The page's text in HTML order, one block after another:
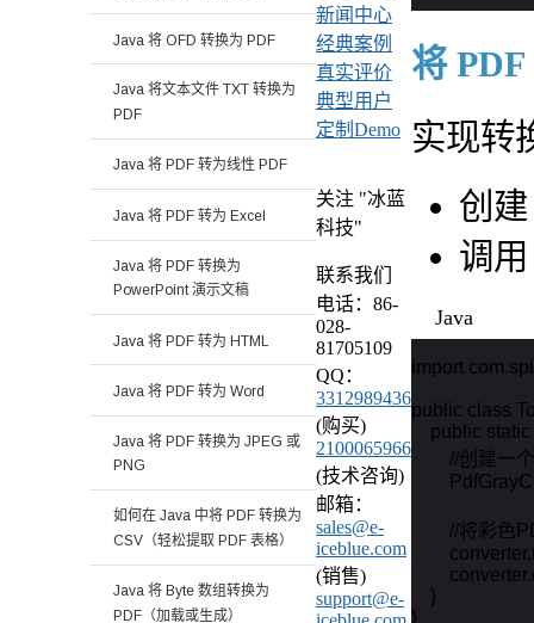
将
实现转
创
调
Java
import
public class
public
//创
//将彩
    }
}
Java 将 OFD 转换为 PDF
Java 将文本文件 TXT 转换为
PDF
Java 将 PDF 转为线性 PDF
Java 将 PDF 转为 Excel
Java 将 PDF 转换为
PowerPoint 演示文稿
Java 将 PDF 转为 HTML
Java 将 PDF 转为 Word
Java 将 PDF 转换为 JPEG 或
PNG
如何在 Java 中将 PDF 转换为
CSV（轻松提取 PDF 表格）
Java 将 Byte 数组转换为
PDF（加载或生成）
新闻中心
经典案例
真实评价
典型用户
定制Demo
关注 "冰蓝
科技"
联系我们
电话：86-
028-
81705109
QQ：
3312989436
(购买)
2100065966
(技术咨询)
邮箱：
sales@e-
iceblue.com
(销售)
support@e-